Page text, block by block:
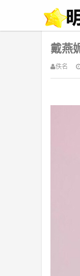
当前位置： 首
戴燕
佚名